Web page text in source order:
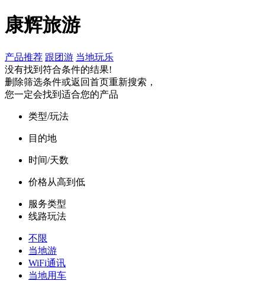
康辉旅游
产品推荐 跟团游 当地玩乐
没有找到符合条件的结果!
删除筛选条件或返回首页重新搜索，
您一定会找到适合您的产品
类型/玩法
目的地
时间/天数
价格从高到低
服务类型
线路玩法
不限
当地游
WiFi通讯
当地用车